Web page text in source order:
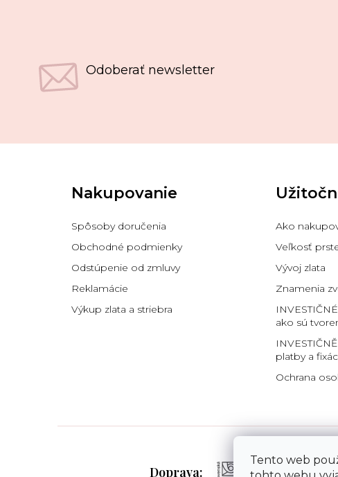
Tento web
Odoberať newsletter
Nakupovanie
Spôsoby doručenia
Obchodné podmienky
Odstúpenie od zmluvy
Reklamácie
Výkup zlata a striebra
Ako
Veľkosť
Vývoj zlata
Znamenia
ako sú
platby a
Ochrana
Doprava: